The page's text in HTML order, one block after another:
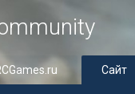
Сайт